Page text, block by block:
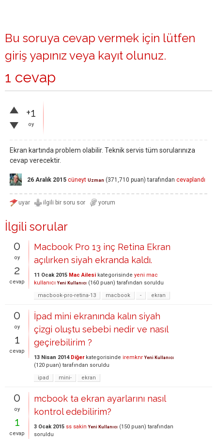
Bu soruya cevap vermek için lütfen
giriş yapınız veya kayıt olunuz.
1 cevap
+1
oy
Ekran kartında problem olabilir. Teknik servis tüm sorularınıza
cevap verecektir.
26 Aralık 2015 cüneyt Uzman (371,710 puan) tarafından cevaplandı
İlgili sorular
0
oy
2
cevap
Macbook Pro 13 inç Retina Ekran
açılırken siyah ekranda kaldı.
11 Ocak 2015 Mac Ailesi kategorisinde yeni mac
kullanıcı Yeni Kullanıcı (160 puan) tarafından soruldu
macbook-pro-retina-13
macbook - ekran
0
oy
1
cevap
İpad mini ekranında kalın siyah
çizgi oluştu sebebi nedir ve nasıl
geçirebilirim ?
13 Nisan 2014 Diğerkategorisinde iremknr Yeni Kullanıcı
(120 puan) tarafından soruldu
ipad
mini- ekran
0
oy
1
cevap
mcbook ta ekran ayarlarını nasıl
kontrol edebilirim?
3 Ocak 2015 ss sakin Yeni Kullanıcı (150 puan) tarafından
soruldu